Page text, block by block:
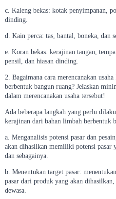
c. Kaleng bekas: kotak penyimpanan,
dinding.
d. Kain perca: tas, bantal, boneka, dan
e. Koran bekas: kerajinan tangan,
pensil, dan hiasan dinding.
2. Bagaimana cara merencanakan
berbentuk bangun ruang? Jelaskan
dalam merencanakan usaha tersebut!
Ada beberapa langkah yang perlu
kerajinan dari bahan limbah berbentuk
a. Menganalisis potensi pasar dan
akan dihasilkan memiliki potensi pasar
dan sebagainya.
b. Menentukan target pasar:
pasar dari produk yang akan
dewasa.